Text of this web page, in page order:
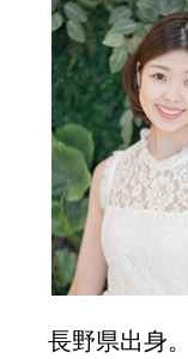
長野県出身。